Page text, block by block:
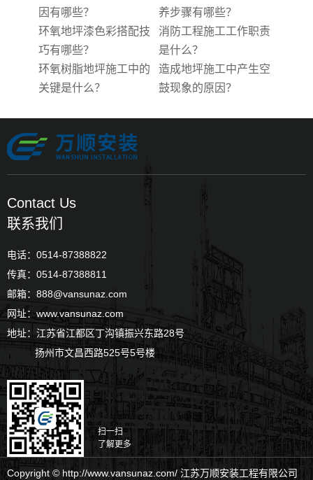
因有哪些？
养步骤有哪些？
环氧地坪漆色彩搭配技
巧有哪些？
消防工程施工工作职责
是什么？
环氧树脂地坪施工中的
关键是什么？
造成地坪施工中产生空
鼓现象的原因？
Contact Us
联系我们
电话：0514-87388822
传真：0514-87388811
邮箱：888@vansunaz.com
网址：www.vansunaz.com
地址：江苏省江都区丁沟镇振兴东路28号
扬州市文昌西路525号5号楼
扫一扫
了解更多
Copyright © http://www.vansunaz.com/ 江苏万顺安装工程有限公司